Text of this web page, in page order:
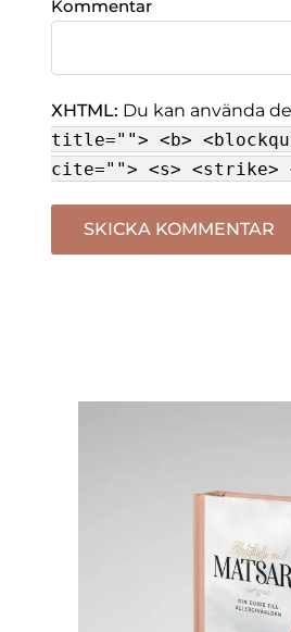
Kommentar
XHTML: Du kan använda
title=""> <b>
cite=""> <s> <strike>